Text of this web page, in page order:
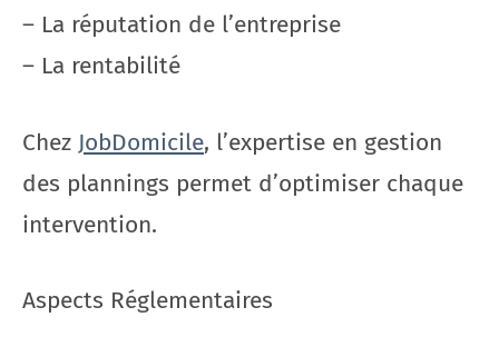
– La réputation de l’entreprise
– La rentabilité
Chez JobDomicile, l’expertise en gestion
des plannings permet d’optimiser chaque
intervention.
Aspects Réglementaires